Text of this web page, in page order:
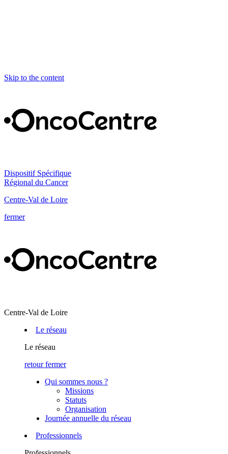
Skip to the content
Dispositif Spécifique
Régional du Cancer
Centre-Val de Loire
fermer
Centre-Val de Loire
Le réseau
Le réseau
retour fermer
Qui sommes nous ?
Missions
Statuts
Organisation
Journée annuelle du réseau
Professionnels